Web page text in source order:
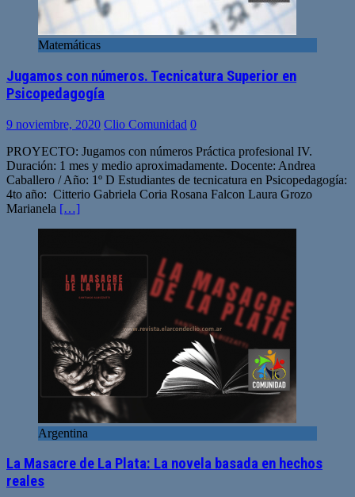
Matemáticas
Jugamos con números. Tecnicatura Superior en
Psicopedagogía
9 noviembre, 2020 Clio Comunidad 0
PROYECTO: Jugamos con números Práctica profesional IV.
Duración: 1 mes y medio aproximadamente. Docente: Andrea
Caballero / Año: 1º D Estudiantes de tecnicatura en Psicopedagogía:
4to año: Citterio Gabriela Coria Rosana Falcon Laura Grozo
Marianela […]
Argentina
La Masacre de La Plata: La novela basada en hechos
reales